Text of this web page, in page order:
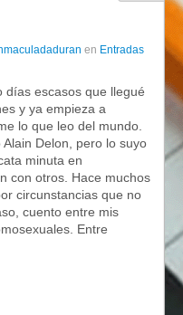
en Entradas
días escasos que llegué
y ya empieza a
lo que leo del mundo.
Alain Delon, pero lo suyo
minuta en
con otros. Hace muchos
circunstancias que no
cuento entre mis
Entre